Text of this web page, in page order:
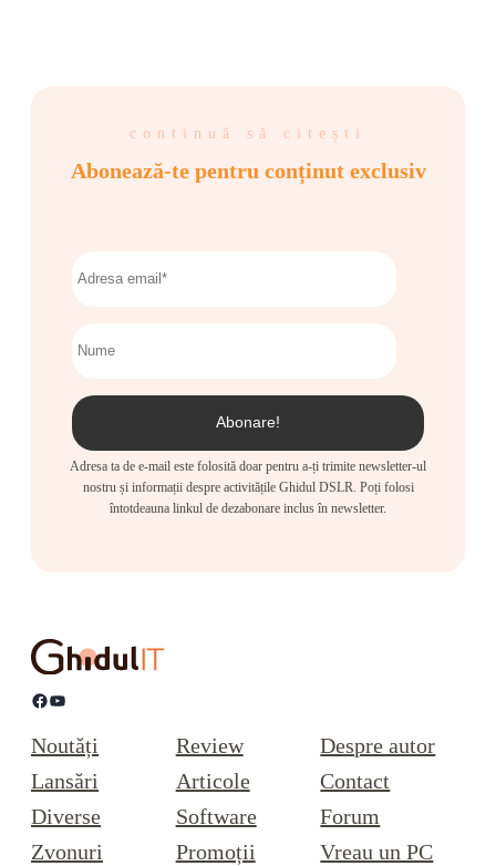
continuă să citești
Abonează-te pentru conținut exclusiv
Adresa ta de e-mail este folosită doar pentru a-ți trimite newsletter-ul
nostru și informații despre activitățile Ghidul DSLR. Poți folosi
întotdeauna linkul de dezabonare inclus în newsletter.
Facebook YouTube
Noutăți
Lansări
Diverse
Zvonuri
Review
Articole
Software
Promoții
Despre autor
Contact
Forum
Vreau un PC